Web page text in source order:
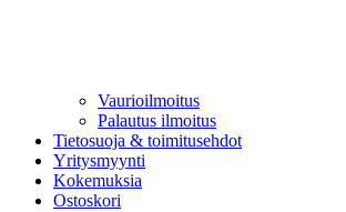
Vaurioilmoitus
Palautus ilmoitus
Tietosuoja & toimitusehdot
Yritysmyynti
Kokemuksia
Ostoskori